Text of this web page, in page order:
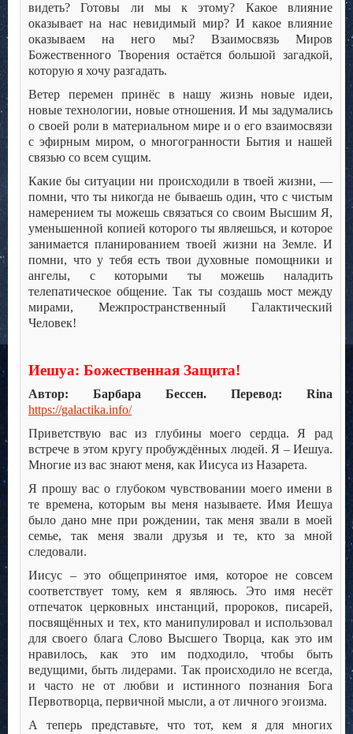
видеть? Готовы ли мы к этому? Какое влияние
оказывает на нас невидимый мир? И какое влияние
оказываем на него мы? Взаимосвязь Миров
Божественного Творения остаётся большой загадкой,
которую я хочу разгадать.
Ветер перемен принёс в нашу жизнь новые идеи,
новые технологии, новые отношения. И мы задумались
о своей роли в материальном мире и о его взаимосвязи
с эфирным миром, о многогранности Бытия и нашей
связью со всем сущим.
Какие бы ситуации ни происходили в твоей жизни, —
помни, что ты никогда не бываешь один, что с чистым
намерением ты можешь связаться со своим Высшим Я,
уменьшенной копией которого ты являешься, и которое
занимается планированием твоей жизни на Земле. И
помни, что у тебя есть твои духовные помощники и
ангелы, с которыми ты можешь наладить
телепатическое общение. Так ты создашь мост между
мирами, Межпространственный Галактический
Человек!
Иешуа: Божественная Защита!
Автор: Барбара Бессен. Перевод: Rina
https://galactika.info/
Приветствую вас из глубины моего сердца. Я рад
встрече в этом кругу пробуждённых людей. Я – Иешуа.
Многие из вас знают меня, как Иисуса из Назарета.
Я прошу вас о глубоком чувствовании моего имени в
те времена, которым вы меня называете. Имя Иешуа
было дано мне при рождении, так меня звали в моей
семье, так меня звали друзья и те, кто за мной
следовали.
Иисус – это общепринятое имя, которое не совсем
соответствует тому, кем я являюсь. Это имя несёт
отпечаток церковных инстанций, пророков, писарей,
посвящённых и тех, кто манипулировал и использовал
для своего блага Слово Высшего Творца, как это им
нравилось, как это им подходило, чтобы быть
ведущими, быть лидерами. Так происходило не всегда,
и часто не от любви и истинного познания Бога
Первотворца, первичной мысли, а от личного эгоизма.
А теперь представьте, что тот, кем я для многих